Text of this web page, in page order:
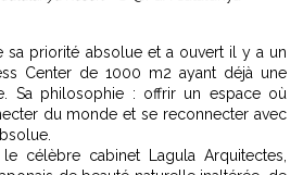
sa priorité absolue et a ouvert il y a un
Center de 1000 m2 ayant déjà une
Sa philosophie : offrir un espace où
du monde et se reconnecter avec
célèbre cabinet Lagula Arquitectes,